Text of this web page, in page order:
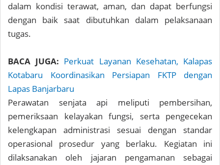
dalam kondisi terawat, aman, dan dapat berfungsi
dengan baik saat dibutuhkan dalam pelaksanaan
tugas.
BACA JUGA: Perkuat Layanan Kesehatan, Kalapas
Kotabaru Koordinasikan Persiapan FKTP dengan
Lapas Banjarbaru
Perawatan senjata api meliputi pembersihan,
pemeriksaan kelayakan fungsi, serta pengecekan
kelengkapan administrasi sesuai dengan standar
operasional prosedur yang berlaku. Kegiatan ini
dilaksanakan oleh jajaran pengamanan sebagai